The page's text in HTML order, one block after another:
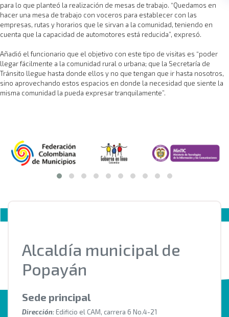
para lo que planteó la realización de mesas de trabajo. “Quedamos en
hacer una mesa de trabajo con voceros para establecer con las
empresas, rutas y horarios que le sirvan a la comunidad, teniendo en
cuenta que la capacidad de automotores está reducida”, expresó.
Añadió el funcionario que el objetivo con este tipo de visitas es “poder
llegar fácilmente a la comunidad rural o urbana; que la Secretaría de
Tránsito llegue hasta donde ellos y no que tengan que ir hasta nosotros,
sino aprovechando estos espacios en donde la necesidad que siente la
misma comunidad la pueda expresar tranquilamente”.
Alcaldía municipal de
Popayán
Sede principal
Dirección: Edificio el CAM, carrera 6 No.4-21